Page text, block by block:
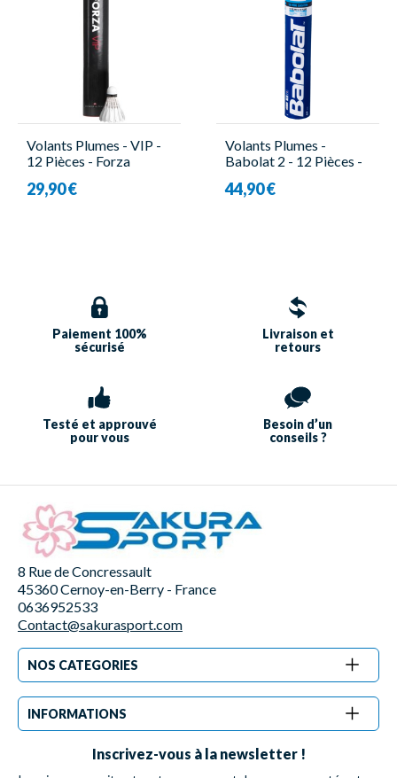
Volants Plumes - VIP -
12 Pièces - Forza
29,90 €
Volants Plumes -
Babolat 2 - 12 Pièces -
44,90 €
Paiement 100%
sécurisé
Livraison et
retours
Testé et approuvé
pour vous
Besoin d’un
conseils ?
8 Rue de Concressault
45360 Cernoy-en-Berry - France
0636952533
Contact@sakurasport.com
NOS CATEGORIES
INFORMATIONS
Inscrivez-vous à la newsletter !